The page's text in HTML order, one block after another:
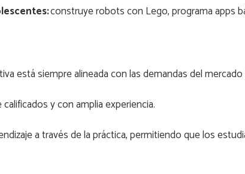
construye robots con Lego, programa apps
está siempre alineada con las demandas del
y con amplia experiencia.
a través de la práctica, permitiendo que los